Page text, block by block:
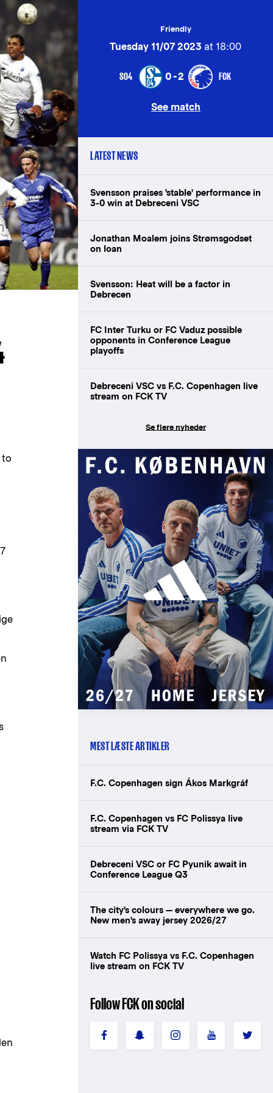
to
Friendly
Tuesday 11/07 2023 at 18:00
S04 0-2 FCK
See match
LATEST NEWS
Svensson praises 'stable' performance in
3-0 win at Debreceni VSC
Jonathan Moalem joins Strømsgodset
on loan
Svensson: Heat will be a factor in
Debrecen
FC Inter Turku or FC Vaduz possible
opponents in Conference League
playoffs
Debreceni VSC vs F.C. Copenhagen live
stream on FCK TV
Se flere nyheder
MEST LÆSTE ARTIKLER
F.C. Copenhagen sign Ákos Markgráf
F.C. Copenhagen vs FC Polissya live
stream via FCK TV
Debreceni VSC or FC Pyunik await in
Conference League Q3
The city's colours — everywhere we go.
New men's away jersey 2026/27
Watch FC Polissya vs F.C. Copenhagen
live stream on FCK TV
Follow FCK on social